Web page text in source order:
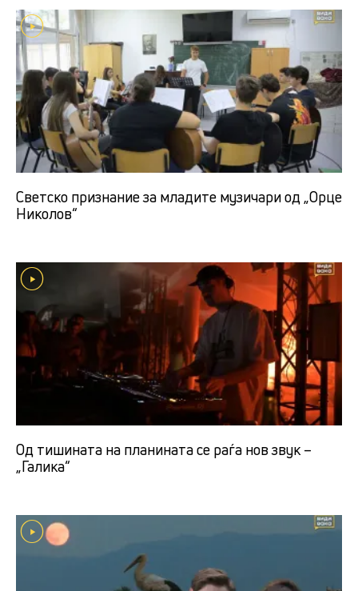
Светско признание за младите музичари од „Орце
Николов“
Од тишината на планината се раѓа нов звук –
„Галика“